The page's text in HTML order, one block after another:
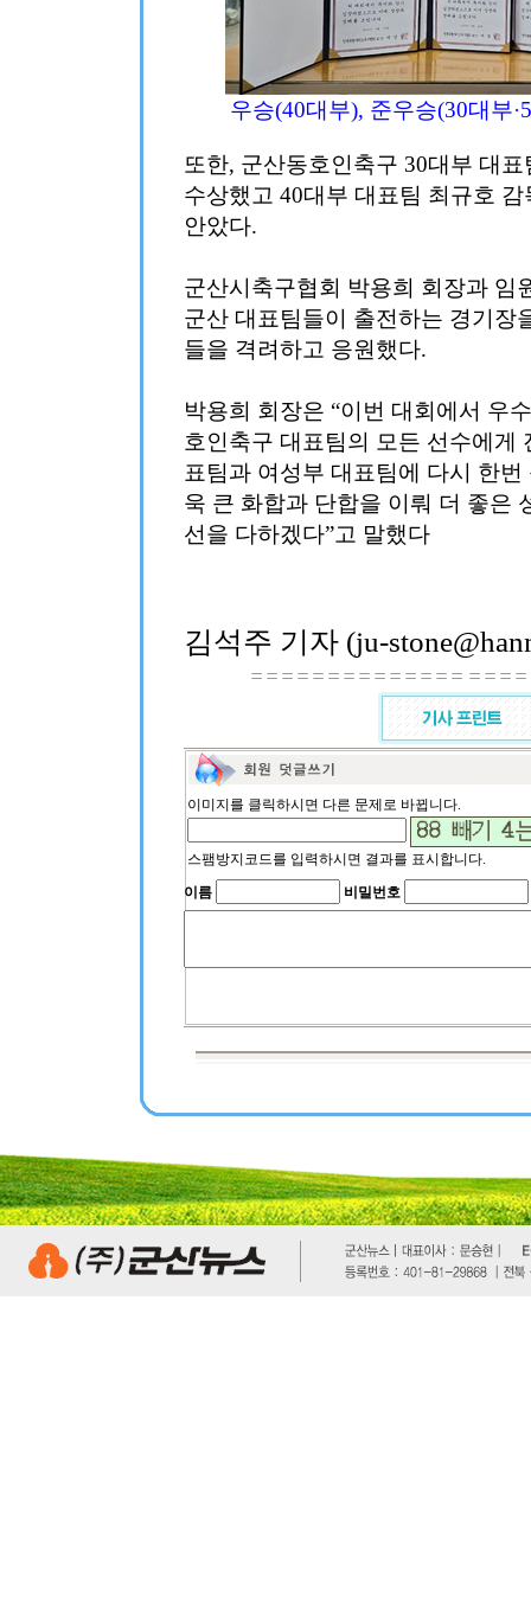
우승(40대부), 준우승(30대부
또한, 군산동호인축구 30대부 대
수상했고 40대부 대표팀 최규호
안았다.
군산시축구협회 박용희 회장과 임
군산 대표팀들이 출전하는 경기장
들을 격려하고 응원했다.
박용희 회장은 “이번 대회에서 우
호인축구 대표팀의 모든 선수에게
표팀과 여성부 대표팀에 다시 한
욱 큰 화합과 단합을 이뤄 더 좋은
선을 다하겠다”고 말했다
김석주 기자 (ju-
이미지를 클릭하시면 다른 문제로 바뀝니다.
스팸방지코드를 입력하시면 결과를 표시합니다.
이름
비밀번호